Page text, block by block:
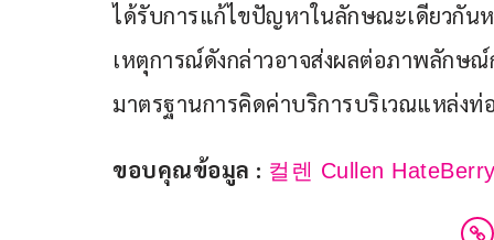
ได้รับการแก้ไขปัญหาในลักษณะเดียวกัน
เหตุการณ์ดังกล่าวอาจส่งผลต่อภาพลักษณ์
มาตรฐานการคิดค่าบริการบริเวณแหล่งท่
ขอบคุณข้อมูล : 컬렌 Cullen HateBerry